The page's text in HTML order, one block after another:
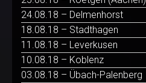
24.08.18 – Delmenhorst
18.08.18 – Stadthagen
11.08.18 – Leverkusen
10.08.18 – Koblenz
03.08.18 – Übach-Palenberg